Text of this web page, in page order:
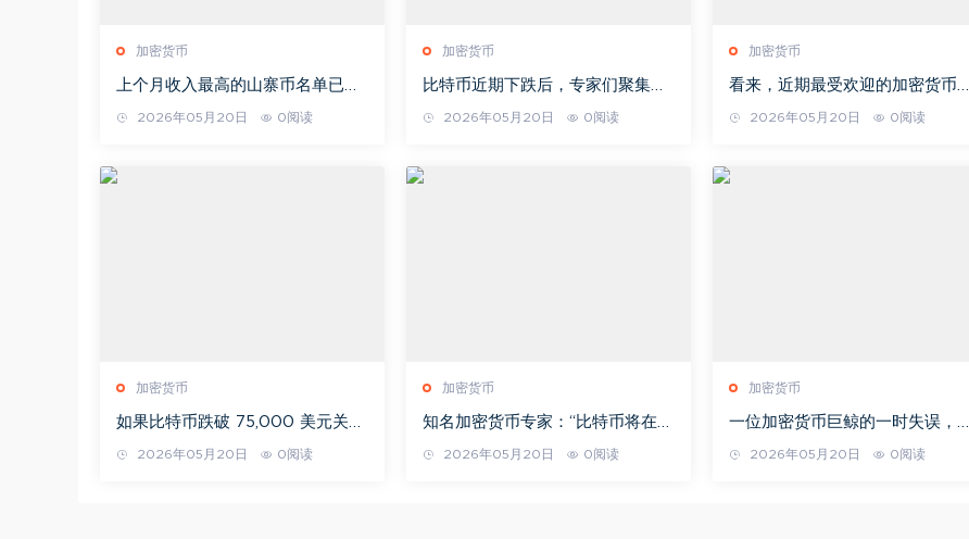
加密货币
上个月收入最高的山寨币名单已公
2026年05月20日 0阅读
加密货币
比特币近期下跌后，专家们聚集在
一起讨论：比特币下跌的原因以及
未来可能出现的情况？
2026年05月20日 0阅读
加密货币
看来，近期最受欢迎的加密货币之
一的开发者们已经积累了巨额财
2026年05月20日 0阅读
加密货币
如果比特币跌破 75,000 美元关
口，跌势可能会加剧！以下是几个
关键价位。
2026年05月20日 0阅读
加密货币
知名加密货币专家：“比特币将在年
底开始势不可挡的上涨”。
2026年05月20日 0阅读
加密货币
一位加密货币巨鲸的一时失误，让
他损失了 40 万美元。
2026年05月20日 0阅读